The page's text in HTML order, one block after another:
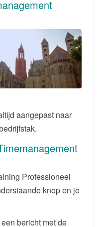
aangepast naar
Professioneel
knop en je
bericht met de